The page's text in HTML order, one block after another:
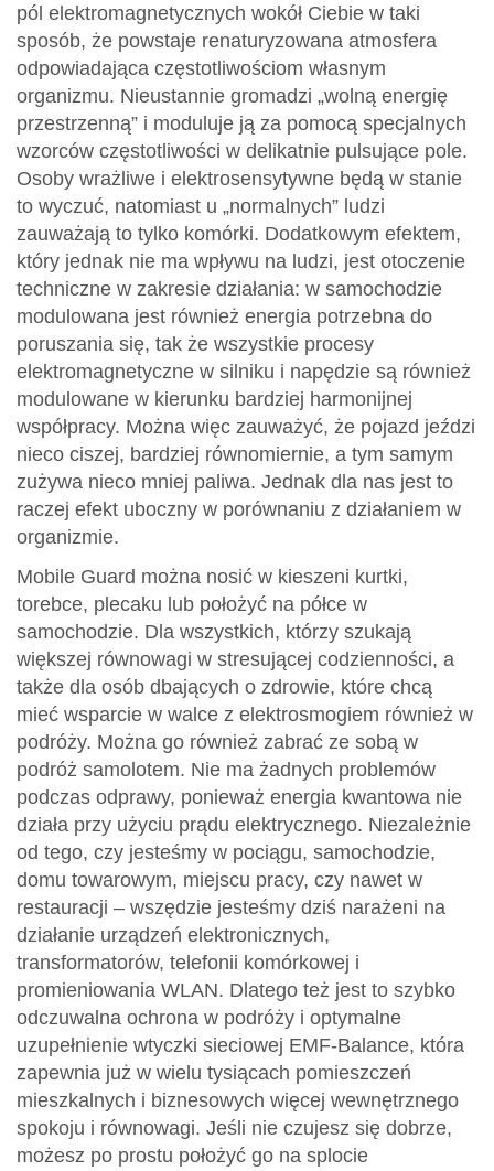
pól elektromagnetycznych wokół Ciebie w taki
sposób, że powstaje renaturyzowana atmosfera
odpowiadająca częstotliwościom własnym
organizmu. Nieustannie gromadzi „wolną energię
przestrzenną” i moduluje ją za pomocą specjalnych
wzorców częstotliwości w delikatnie pulsujące pole.
Osoby wrażliwe i elektrosensytywne będą w stanie
to wyczuć, natomiast u „normalnych” ludzi
zauważają to tylko komórki. Dodatkowym efektem,
który jednak nie ma wpływu na ludzi, jest otoczenie
techniczne w zakresie działania: w samochodzie
modulowana jest również energia potrzebna do
poruszania się, tak że wszystkie procesy
elektromagnetyczne w silniku i napędzie są również
modulowane w kierunku bardziej harmonijnej
współpracy. Można więc zauważyć, że pojazd jeździ
nieco ciszej, bardziej równomiernie, a tym samym
zużywa nieco mniej paliwa. Jednak dla nas jest to
raczej efekt uboczny w porównaniu z działaniem w
organizmie.
Mobile Guard można nosić w kieszeni kurtki,
torebce, plecaku lub położyć na półce w
samochodzie. Dla wszystkich, którzy szukają
większej równowagi w stresującej codzienności, a
także dla osób dbających o zdrowie, które chcą
mieć wsparcie w walce z elektrosmogiem również w
podróży. Można go również zabrać ze sobą w
podróż samolotem. Nie ma żadnych problemów
podczas odprawy, ponieważ energia kwantowa nie
działa przy użyciu prądu elektrycznego. Niezależnie
od tego, czy jesteśmy w pociągu, samochodzie,
domu towarowym, miejscu pracy, czy nawet w
restauracji – wszędzie jesteśmy dziś narażeni na
działanie urządzeń elektronicznych,
transformatorów, telefonii komórkowej i
promieniowania WLAN. Dlatego też jest to szybko
odczuwalna ochrona w podróży i optymalne
uzupełnienie wtyczki sieciowej EMF-Balance, która
zapewnia już w wielu tysiącach pomieszczeń
mieszkalnych i biznesowych więcej wewnętrznego
spokoju i równowagi. Jeśli nie czujesz się dobrze,
możesz po prostu położyć go na splocie